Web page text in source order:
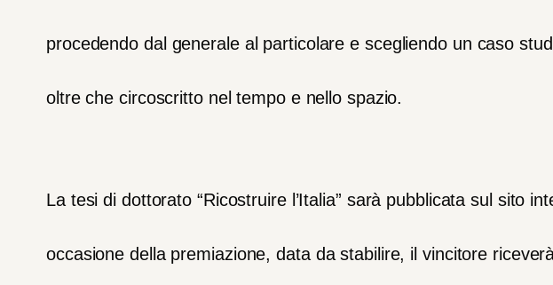
procedendo dal generale al particolare e scegliendo un caso
oltre che circoscritto nel tempo e nello spazio.
La tesi di dottorato “Ricostruire l’Italia” sarà pubblicata sul sito
occasione della premiazione, data da stabilire, il vincitore